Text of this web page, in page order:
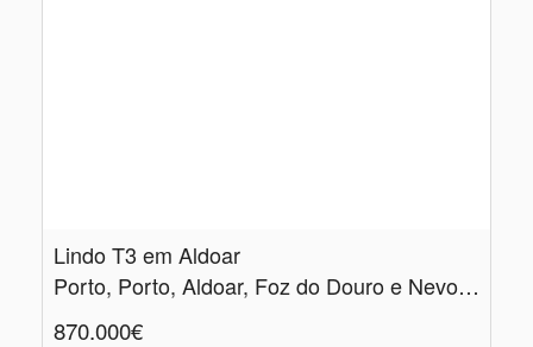
Lindo T3 em Aldoar
Porto, Porto, Aldoar, Foz do Douro e Nevogilde
870.000€